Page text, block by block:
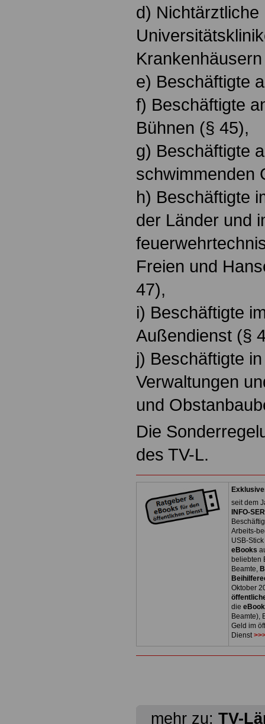
d)
e) Beschäftigte
f) Beschäftigte
Bühnen (§ 45),
g) Beschäftigte
schwimmenden
h) Beschäftigte
der Länder und
Freien und
47),
i) Beschäftigte
Außendienst (§
j) Beschäftigte
Verwaltungen
und
Die
des TV-L.
seit dem
INFO-
Arbeits-
USB-
eBooks
beliebten
Beamte,
Oktober
die
Beamte),
Geld im
Dienst
mehr zu: TV-